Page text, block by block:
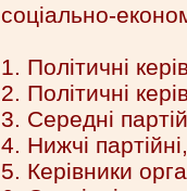
соціально-
1. Політичні
2. Політичні
3. Середні
4. Нижчі
5. Керівники